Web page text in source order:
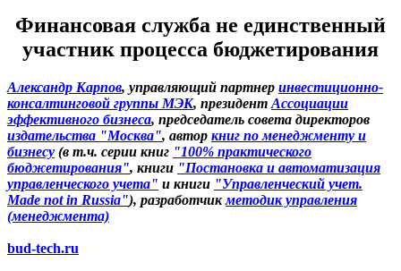
Финансовая служба не единственный
участник процесса бюджетирования
Александр Карпов, управляющий партнер инвестиционно-
консалтинговой группы МЭК, президент Ассоциации
эффективного бизнеса, председатель совета директоров
издательства "Москва", автор книг по менеджменту и
бизнесу (в т.ч. серии книг "100% практического
бюджетирования", книги "Постановка и автоматизация
управленческого учета" и книги "Управленческий учет.
Made not in Russia"), разработчикметодик управления
(менеджмента)
bud-tech.ru